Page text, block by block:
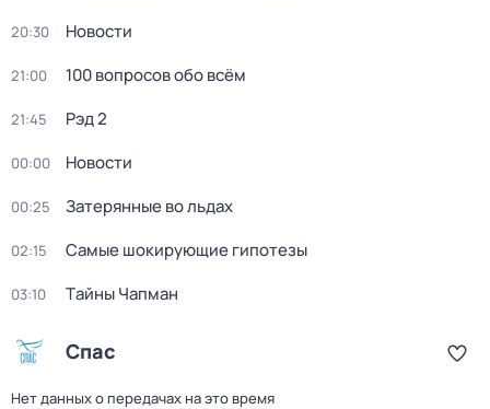
20:30 Новости
21:00 100 вопросов обо всём
21:45 Рэд 2
00:00 Новости
00:25 Затерянные во льдах
02:15 Самые шoкиpующие гипотезы
03:10 Тaйны Чапман
Спас
Нет данных о передачах на это время